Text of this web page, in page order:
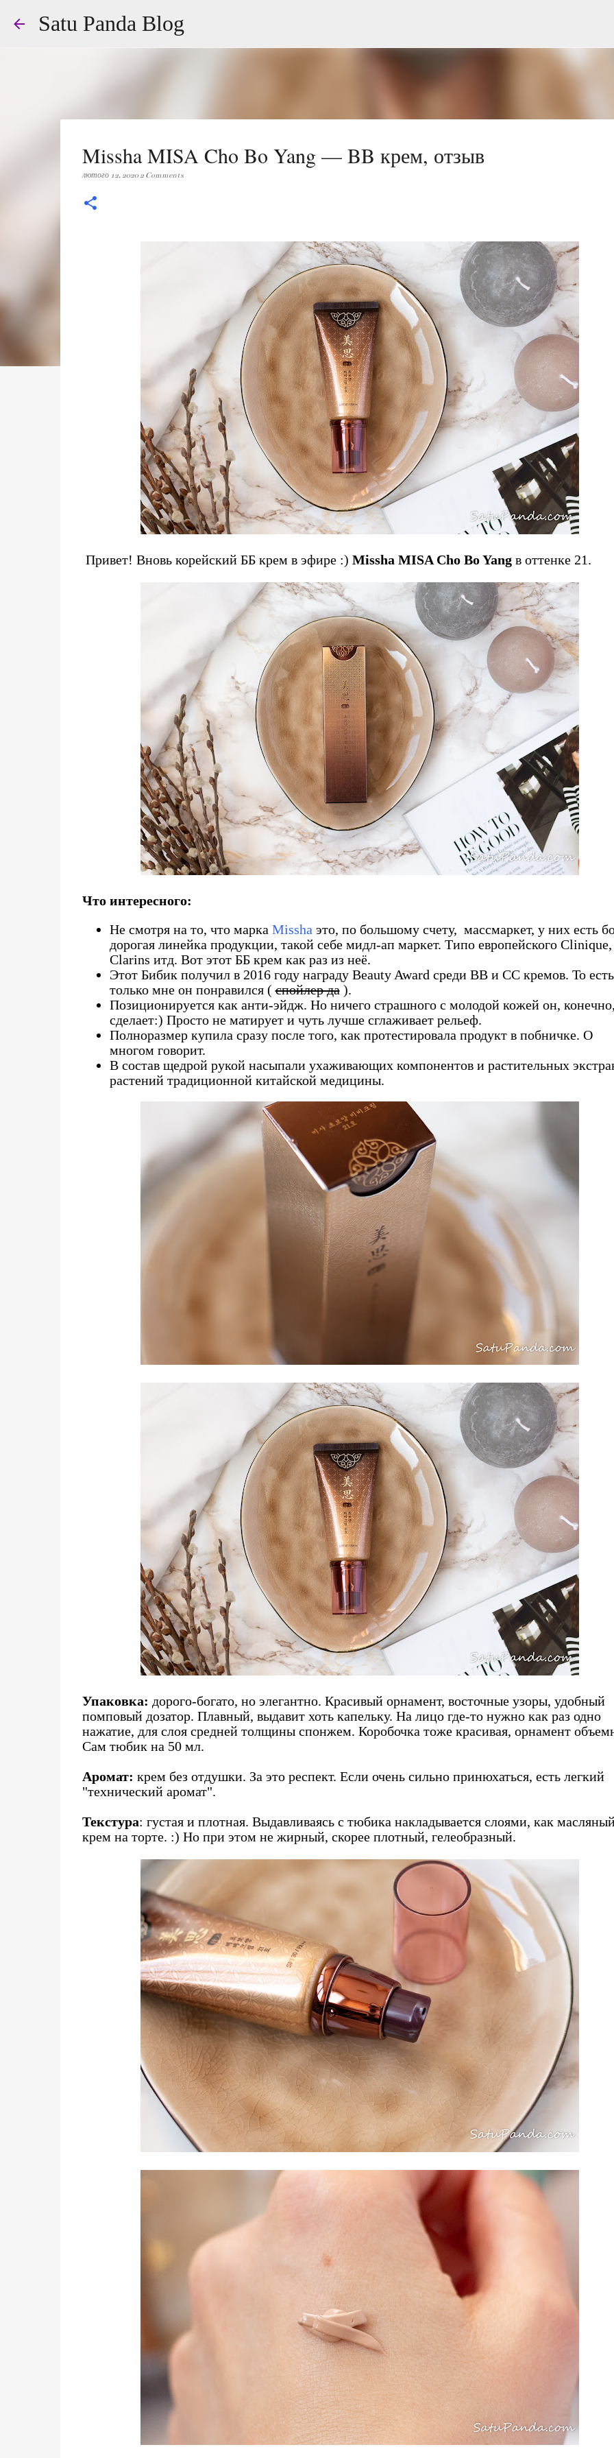
Satu Panda Blog
Missha MISA Cho Bo Yang — BB крем, отзыв
лютого 12, 20202 Comments
Привет! Вновь корейский ББ крем в эфире :) Missha MISA Cho Bo Yangв оттенке 21.
Что интересного:
Не смотря на то, что марка Missha это, по большому счету, массмаркет, у них есть
дорогая линейка продукции, такой себе мидл-ап маркет. Типо европейского Clinique,
Clarins итд. Вот этот ББ крем как раз из неё.
Этот Бибик получил в 2016 году награду Beauty Award среди BB и CC кремов. То
только мне он понравился (спойлер да).
Позиционируется как анти-эйдж. Но ничего страшного с молодой кожей он,
сделает:) Просто не матирует и чуть лучше сглаживает рельеф.
Полноразмер купила сразу после того, как протестировала продукт в побничке. О
многом говорит.
В состав щедрой рукой насыпали ухаживающих компонентов и растительных
растений традиционной китайской медицины.
Упаковка: дорого-богато, но элегантно. Красивый орнамент, восточные узоры, удобный
помповый дозатор. Плавный, выдавит хоть капельку. На лицо где-то нужно как раз одно
нажатие, для слоя средней толщины спонжем. Коробочка тоже красивая, орнамент
Сам тюбик на 50 мл.
Аромат: крем без отдушки. За это респект. Если очень сильно принюхаться, есть легкий
"технический аромат".
Текстура: густая и плотная. Выдавливаясь с тюбика накладывается слоями, как
крем на торте. :) Но при этом не жирный, скорее плотный, гелеобразный.